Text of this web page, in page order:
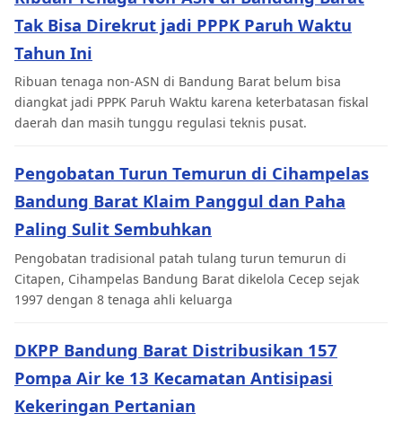
Tak Bisa Direkrut jadi PPPK Paruh Waktu
Tahun Ini
Ribuan tenaga non-ASN di Bandung Barat belum bisa
diangkat jadi PPPK Paruh Waktu karena keterbatasan fiskal
daerah dan masih tunggu regulasi teknis pusat.
Pengobatan Turun Temurun di Cihampelas
Bandung Barat Klaim Panggul dan Paha
Paling Sulit Sembuhkan
Pengobatan tradisional patah tulang turun temurun di
Citapen, Cihampelas Bandung Barat dikelola Cecep sejak
1997 dengan 8 tenaga ahli keluarga
DKPP Bandung Barat Distribusikan 157
Pompa Air ke 13 Kecamatan Antisipasi
Kekeringan Pertanian